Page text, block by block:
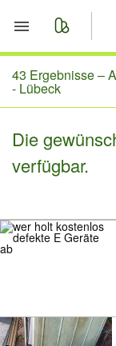
Start
Merkliste
43 Ergebnisse –
- Lübeck
Die
verfügbar.